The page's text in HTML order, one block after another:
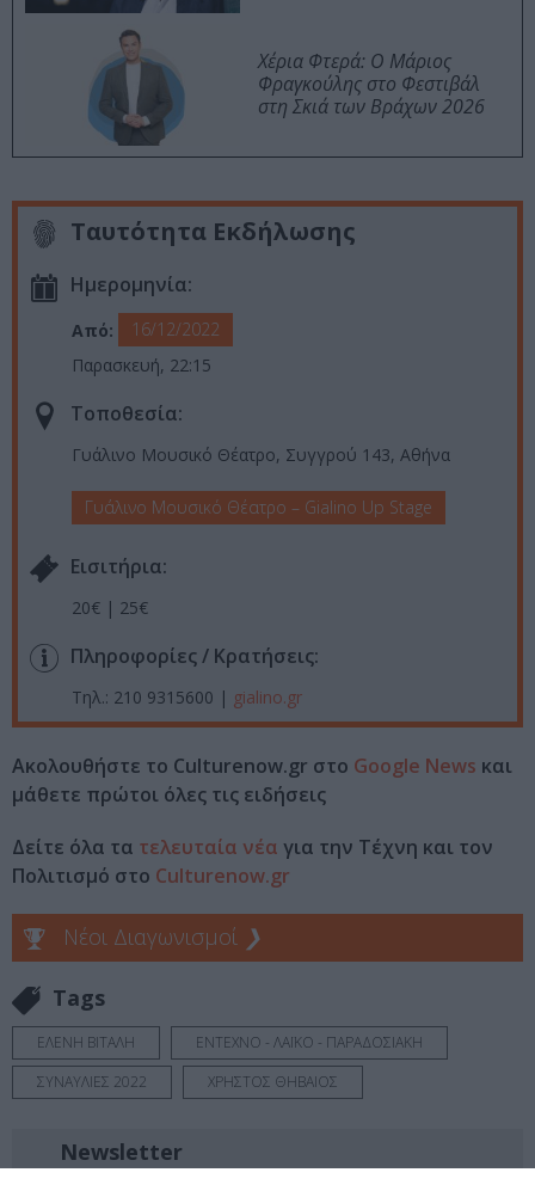
Χέρια Φτερά: Ο Μάριος
Φραγκούλης στο Φεστιβάλ
στη Σκιά των Βράχων 2026
Ταυτότητα Εκδήλωσης
Ημερομηνία:
Από:
16/12/2022
Παρασκευή, 22:15
Τοποθεσία:
Γυάλινο Μουσικό Θέατρο, Συγγρού 143, Αθήνα
Γυάλινο Μουσικό Θέατρο – Gialino Up Stage
Eισιτήρια:
20€ | 25€
Πληροφορίες / Κρατήσεις:
Τηλ.: 210 9315600 | gialino.gr
Ακολουθήστε το Culturenow.gr στο Google News και
μάθετε πρώτοι όλες τις ειδήσεις
Δείτε όλα τα τελευταία νέα για την Τέχνη και τον
Πολιτισμό στο Culturenow.gr
Νέοι Διαγωνισμοί ❯
Tags
ΕΛΕΝΗ ΒΙΤΑΛΗ
ΕΝΤΕΧΝΟ - ΛΑΪΚΟ - ΠΑΡΑΔΟΣΙΑΚΗ
ΣΥΝΑΥΛΙΕΣ 2022
ΧΡΗΣΤΟΣ ΘΗΒΑΙΟΣ
Newsletter